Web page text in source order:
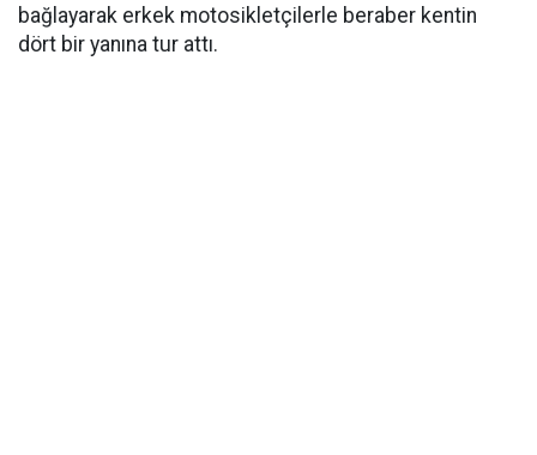
bağlayarak erkek motosikletçilerle beraber kentin
dört bir yanına tur attı.